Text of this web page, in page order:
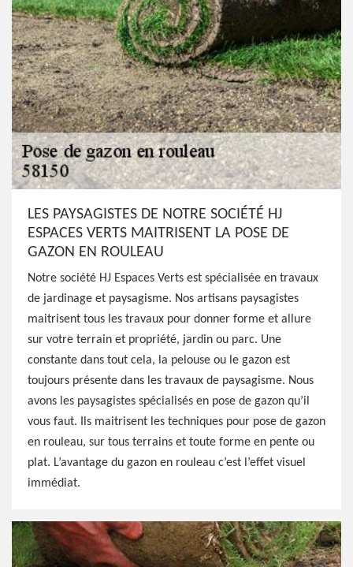
LES PAYSAGISTES DE NOTRE SOCIÉTÉ HJ
ESPACES VERTS MAITRISENT LA POSE DE
GAZON EN ROULEAU
Notre société HJ Espaces Verts est spécialisée en travaux
de jardinage et paysagisme. Nos artisans paysagistes
maitrisent tous les travaux pour donner forme et allure
sur votre terrain et propriété, jardin ou parc. Une
constante dans tout cela, la pelouse ou le gazon est
toujours présente dans les travaux de paysagisme. Nous
avons les paysagistes spécialisés en pose de gazon qu’il
vous faut. Ils maitrisent les techniques pour pose de gazon
en rouleau, sur tous terrains et toute forme en pente ou
plat. L’avantage du gazon en rouleau c’est l’effet visuel
immédiat.